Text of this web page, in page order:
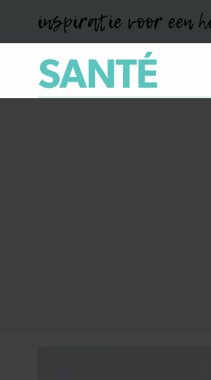
inspiratie voor een